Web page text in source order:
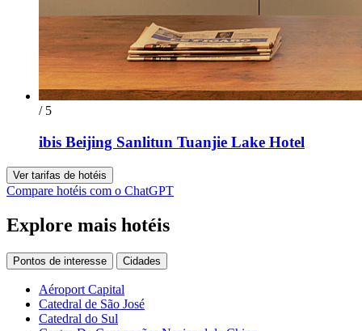
/ 5
ibis Beijing Sanlitun Tuanjie Lake Hotel
Ver tarifas de hotéis
Compare hotéis com o ChatGPT
Explore mais hotéis
Pontos de interesse Cidades
Aéroport Capital
Catedral de São José
Catedral do Sul